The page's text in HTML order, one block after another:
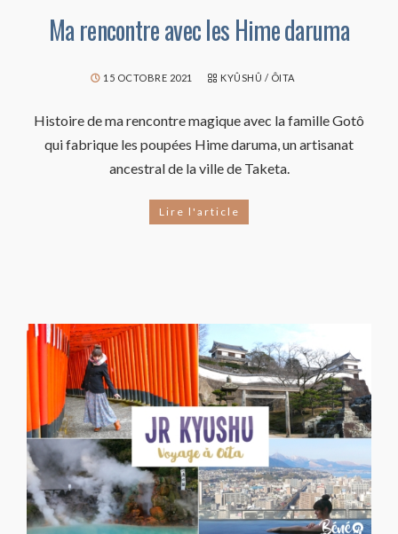
Ma rencontre avec les Hime daruma
15 OCTOBRE 2021 KYÛSHÛ / ÔITA
Histoire de ma rencontre magique avec la famille Gotô
qui fabrique les poupées Hime daruma, un artisanat
ancestral de la ville de Taketa.
Lire l'article